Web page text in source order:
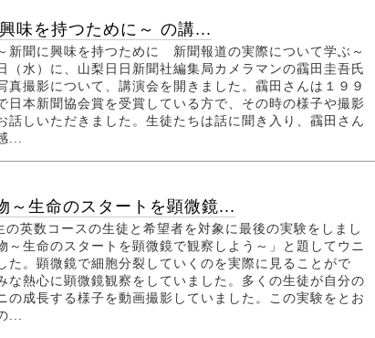
味を持つために～ の講...
新聞に興味を持つために 新聞報道の実際について学ぶ～
（水）に、山梨日日新聞社編集局カメラマンの靍田圭吾氏
真撮影について、講演会を開きました。靍田さんは１９９
日本新聞協会賞を受賞している方で、その時の様子や撮影
話しいただきました。生徒たちは話に聞き入り、靍田さん
...
～生命のスタートを顕微鏡...
英数コースの生徒と希望者を対象に最後の実験をしまし
～生命のスタートを顕微鏡で観察しよう～」と題してウニ
た。顕微鏡で細胞分裂していくのを実際に見ることがで
な熱心に顕微鏡観察をしていました。多くの生徒が自分の
の成長する様子を動画撮影していました。この実験をとお
...